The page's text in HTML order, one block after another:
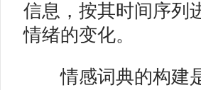
信息，按其时间序列
情绪的变化。
情感词典的构建是